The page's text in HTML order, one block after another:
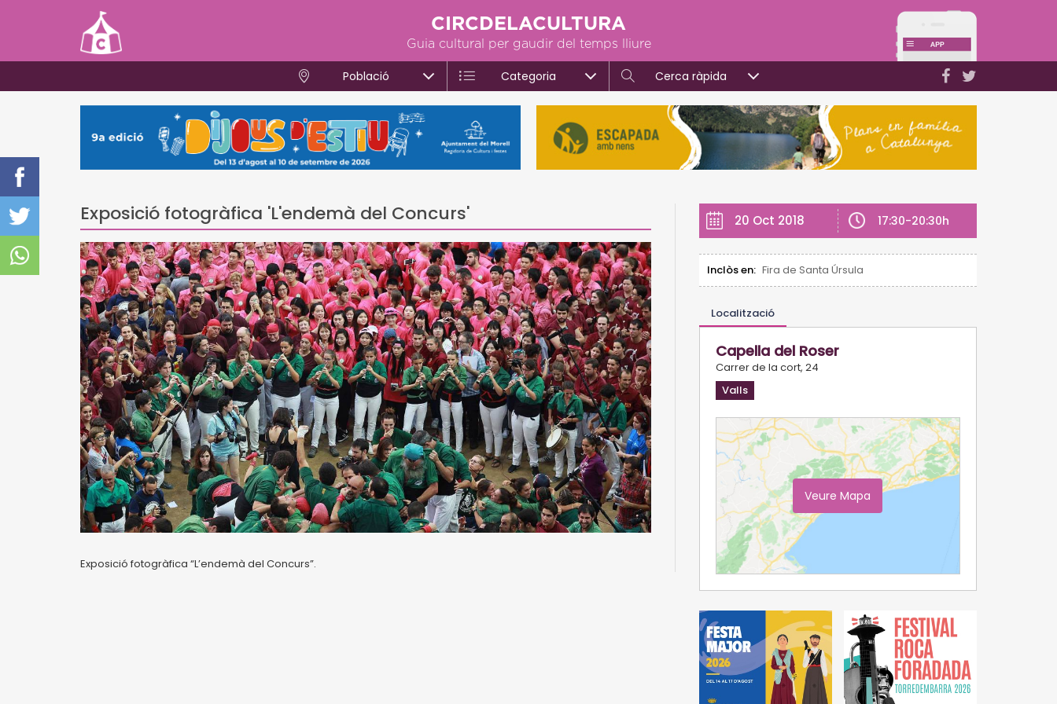
CIRCDELACULTURA
Guia cultural per gaudir del temps lliure
Població Categoria Cerca ràpida
Exposició fotogràfica 'L'endemà del Concurs'
Exposició fotogràfica “L’endemà del Concurs”.
20 Oct 2018 17:30-20:30h
Inclòs en: Fira de Santa Úrsula
Localització
Capella del Roser
Carrer de la cort, 24
Valls
Veure Mapa